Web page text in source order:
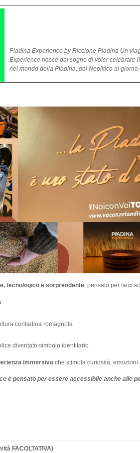
Piadina Experience by Riccione Piadina Un
Experience nasce dal sogno di voler celebrare
nel mondo della Piadina, dal Neolitico al giorno
tecnologico e sorprendente, pensato per farci
contadina romagnola
diventato simbolo identitario
immersiva che stimola curiosità, emozioni
è pensato per essere accessibile anche alle
FACOLTATIVA)